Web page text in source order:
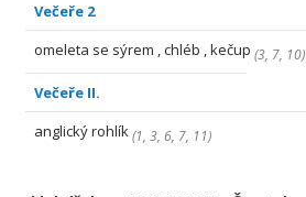
Večeře 2
omeleta se sýrem , chléb , kečup (3, 7, 10)
Večeře II.
anglický rohlík(1, 3, 6, 7, 11)